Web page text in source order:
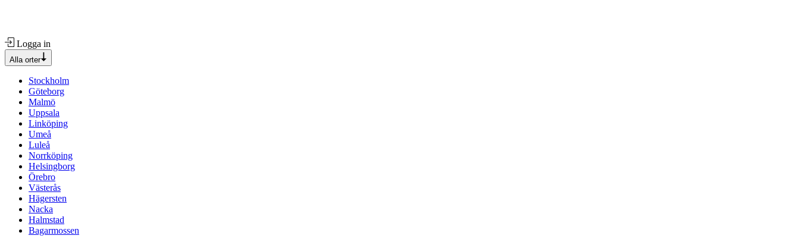
Logga in
Alla orter
Stockholm
Göteborg
Malmö
Uppsala
Linköping
Umeå
Luleå
Norrköping
Helsingborg
Örebro
Västerås
Hägersten
Nacka
Halmstad
Bagarmossen